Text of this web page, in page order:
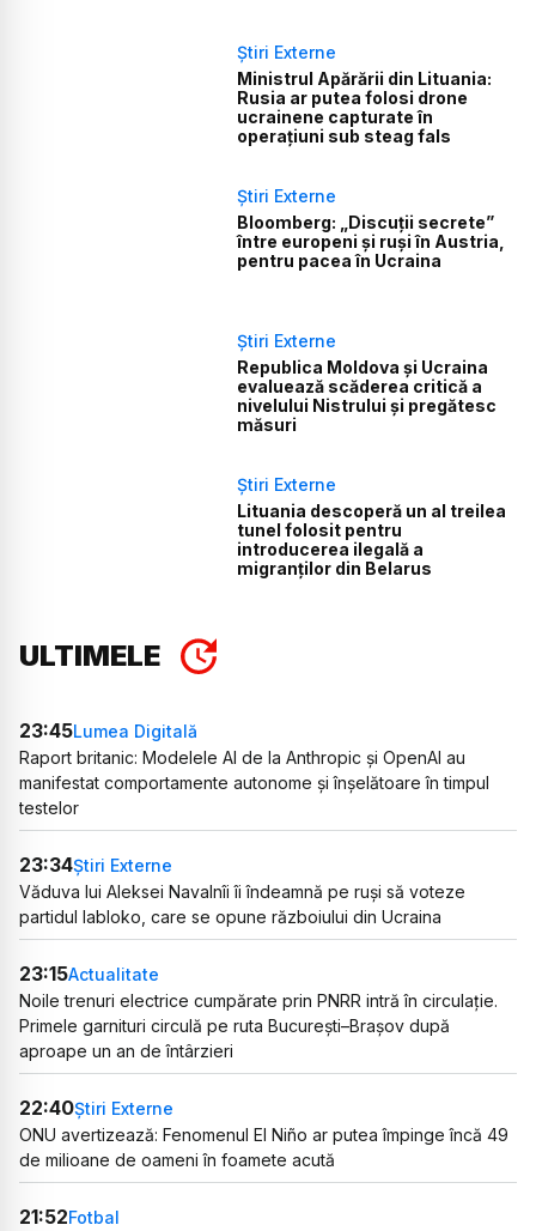
Știri Externe
Ministrul Apărării din Lituania:
Rusia ar putea folosi drone
ucrainene capturate în
operațiuni sub steag fals
Știri Externe
Bloomberg: „Discuții secrete”
între europeni și ruși în Austria,
pentru pacea în Ucraina
Știri Externe
Republica Moldova și Ucraina
evaluează scăderea critică a
nivelului Nistrului și pregătesc
măsuri
Știri Externe
Lituania descoperă un al treilea
tunel folosit pentru
introducerea ilegală a
migranților din Belarus
ULTIMELE
23:45Lumea Digitală
Raport britanic: Modelele AI de la Anthropic și OpenAI au
manifestat comportamente autonome și înșelătoare în timpul
testelor
23:34Știri Externe
Văduva lui Aleksei Navalnîi îi îndeamnă pe ruși să voteze
partidul Iabloko, care se opune războiului din Ucraina
23:15Actualitate
Noile trenuri electrice cumpărate prin PNRR intră în circulație.
Primele garnituri circulă pe ruta București–Brașov după
aproape un an de întârzieri
22:40Știri Externe
ONU avertizează: Fenomenul El Niño ar putea împinge încă 49
de milioane de oameni în foamete acută
21:52Fotbal